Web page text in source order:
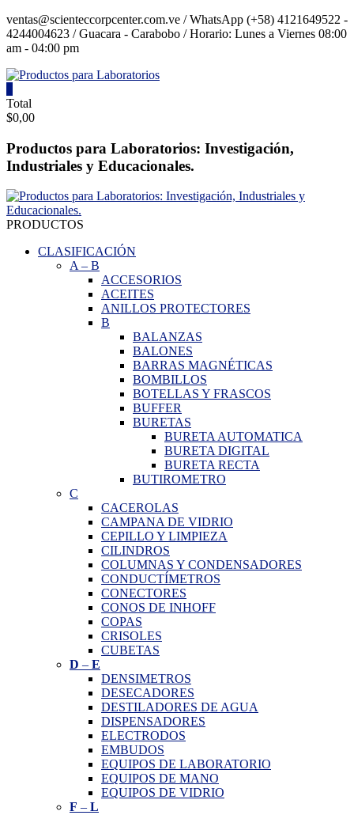
Saltar
contenido
ventas@scienteccorpcenter.com.ve / WhatsApp (+58) 4121649522 -
4244004623 / Guacara - Carabobo / Horario: Lunes a Viernes 08:00
am - 04:00 pm
Productos
para
Laboratorios
Investigación,
y
Educacionales.
Total
$0,00
Productos para Laboratorios: Investigación,
Industriales y Educacionales.
PRODUCTOS
CLASIFICACIÓN
A– B
ACCESORIOS
ACEITES
ANILLOS PROTECTORES
B
BALANZAS
BALONES
BARRAS MAGNÉTICAS
BOMBILLOS
BOTELLAS Y FRASCOS
BUFFER
BURETAS
BURETA AUTOMATICA
BURETA DIGITAL
BURETA RECTA
BUTIROMETRO
C
CACEROLAS
CAMPANA DE VIDRIO
CEPILLO Y LIMPIEZA
CILINDROS
COLUMNAS Y CONDENSADORES
CONDUCTÍMETROS
CONECTORES
CONOS DE INHOFF
COPAS
CRISOLES
CUBETAS
D – E
DENSIMETROS
DESECADORES
DESTILADORES DE AGUA
DISPENSADORES
ELECTRODOS
EMBUDOS
EQUIPOS DE LABORATORIO
EQUIPOS DE MANO
EQUIPOS DE VIDRIO
F – L